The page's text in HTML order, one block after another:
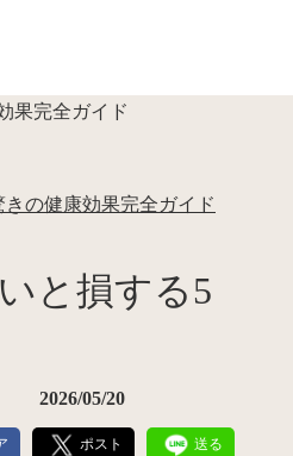
の健康効果完全ガイド
と損する5
2026/05/20
ポスト 送る